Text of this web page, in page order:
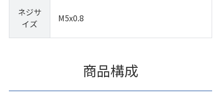
ネジサ
イズ
M5x0.8
商品構成